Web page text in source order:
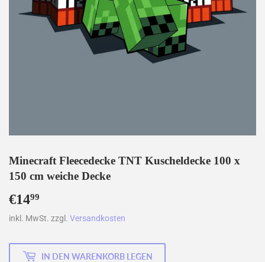
Minecraft Fleecedecke TNT Kuscheldecke 100 x
150 cm weiche Decke
€1499
inkl. MwSt. zzgl. Versandkosten
IN DEN WARENKORB LEGEN